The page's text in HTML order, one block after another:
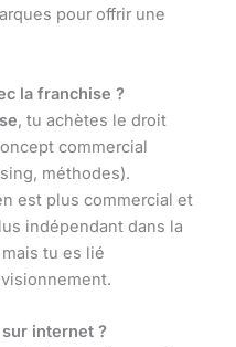
pour offrir une
la franchise ?
, tu achètes le droit
commercial
méthodes).
est plus commercial et
indépendant dans la
tu es lié
internet ?